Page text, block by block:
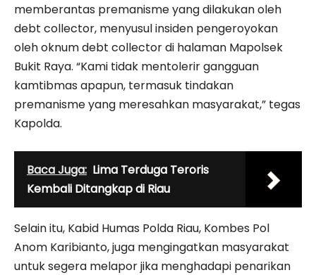
memberantas premanisme yang dilakukan oleh
debt collector, menyusul insiden pengeroyokan
oleh oknum debt collector di halaman Mapolsek
Bukit Raya. “Kami tidak mentolerir gangguan
kamtibmas apapun, termasuk tindakan
premanisme yang meresahkan masyarakat,” tegas
Kapolda.
Baca Juga: Lima Terduga Teroris
Kembali Ditangkap di Riau
Selain itu, Kabid Humas Polda Riau, Kombes Pol
Anom Karibianto, juga mengingatkan masyarakat
untuk segera melapor jika menghadapi penarikan